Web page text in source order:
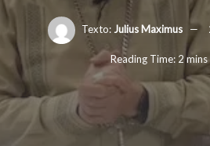
Texto: Julius Maximus
Reading Time: 2 mins